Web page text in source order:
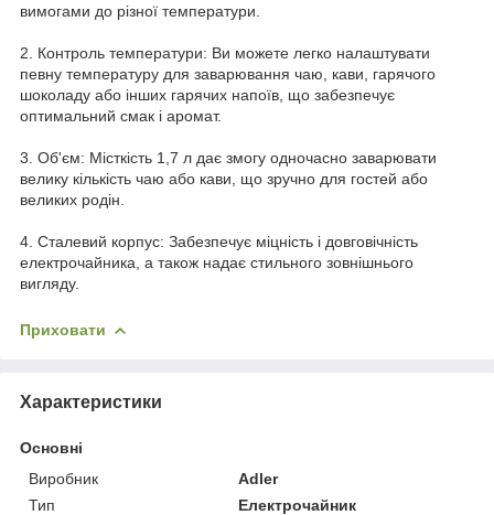
вимогами до різної температури.
2. Контроль температури: Ви можете легко налаштувати
певну температуру для заварювання чаю, кави, гарячого
шоколаду або інших гарячих напоїв, що забезпечує
оптимальний смак і аромат.
3. Об'єм: Місткість 1,7 л дає змогу одночасно заварювати
велику кількість чаю або кави, що зручно для гостей або
великих родін.
4. Сталевий корпус: Забезпечує міцність і довговічність
електрочайника, а також надає стильного зовнішнього
вигляду.
Приховати
Характеристики
Основні
Виробник
Adler
Тип
Електрочайник